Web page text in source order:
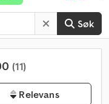
Søk
(11)
Relevans